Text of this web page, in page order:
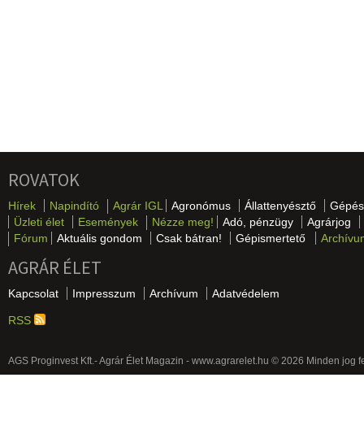
ROVATOK
Hírek Napindító Agrár IGL Agronómus Állattenyésztő
Üzleti élet
Események Nézze meg! Adó, pénzügy
Agrárjog
Fórum
Aktuális gondom Csak bátran! Gépismertető
AGRÁR ÉLET
Kapcsolat Impresszum Archívum Adatvédelem
RSS
AGS Proginvest Kft.- Agrár Élet Magazin - www.agrarelet.hu © 2026 Minden jog